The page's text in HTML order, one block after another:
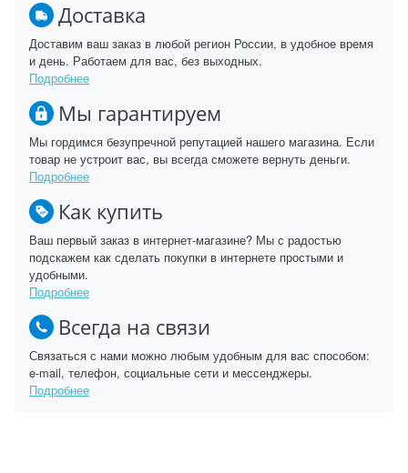
Доставка
Доставим ваш заказ в любой регион России, в удобное время
и день. Работаем для вас, без выходных.
Подробнее
Мы гарантируем
Мы гордимся безупречной репутацией нашего магазина. Если
товар не устроит вас, вы всегда сможете вернуть деньги.
Подробнее
Как купить
Ваш первый заказ в интернет-магазине? Мы с радостью
подскажем как сделать покупки в интернете простыми и
удобными.
Подробнее
Всегда на связи
Связаться с нами можно любым удобным для вас способом:
e-mail, телефон, социальные сети и мессенджеры.
Подробнее